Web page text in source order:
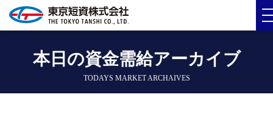
本日の資金需給アーカイブ
TODAYS MARKET ARCHAIVES